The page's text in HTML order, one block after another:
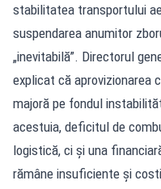
stabilitatea transportului
suspendarea anumitor
„inevitabilă”. Directorul
explicat că aprovizionarea
majoră pe fondul
acestuia, deficitul de
logistică, ci și una
rămâne insuficiente și